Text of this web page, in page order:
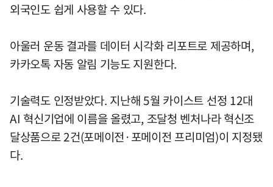
외국인도 쉽게 사용할 수 있다.
아울러 운동 결과를 데이터 시각화 리포트로 제공하며,
카카오톡 자동 알림 기능도 지원한다.
기술력도 인정받았다. 지난해 5월 카이스트 선정 12대
AI 혁신기업에 이름을 올렸고, 조달청 벤처나라 혁신조
달상품으로 2건(포메이전·포메이전 프리미엄)이 지정됐
다.